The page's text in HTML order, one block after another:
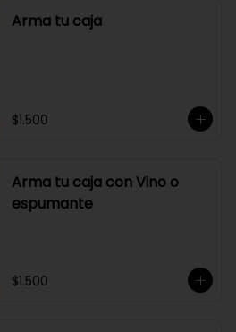
Arma tu caja
$1.500
Arma tu caja con Vino o
espumante
$1.500